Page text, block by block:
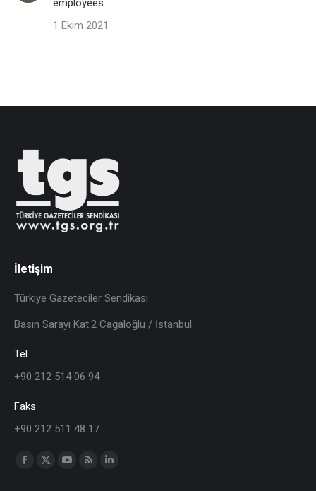
employees
1 Ekim 2021
İletişim
Türkiye Gazeteciler Sendikası
Basın Sarayı Kat:2 Cağaloğlu / İstanbul
Tel
+90 212 514 06 94
Faks
+90 212 511 48 17
Find us on: